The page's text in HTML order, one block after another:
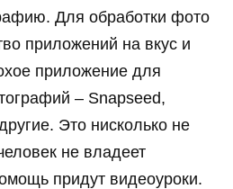
Для обработки фото
приложений на вкус и
приложение для
– Snapseed,
Это нисколько не
не владеет
придут видеоуроки.